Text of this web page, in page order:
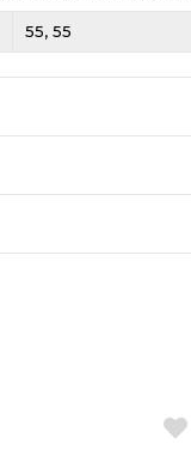
55 55